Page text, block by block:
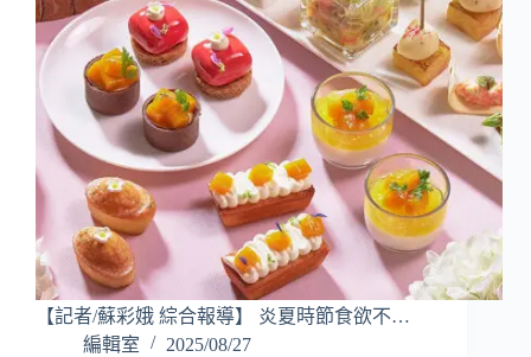
【記者/蘇彩娥 綜合報導】 炎夏時節食欲不…
編輯室
2025/08/27